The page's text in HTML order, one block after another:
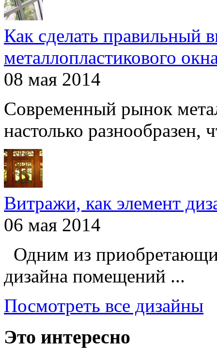
Как сделать правильный
металлопластикового
08 мая 2014
Современный рынок
настолько разнообразен,
Витражи, как элемент
06 мая 2014
Одним из
дизайна помещений ...
Посмотреть все дизайны
Это интересно